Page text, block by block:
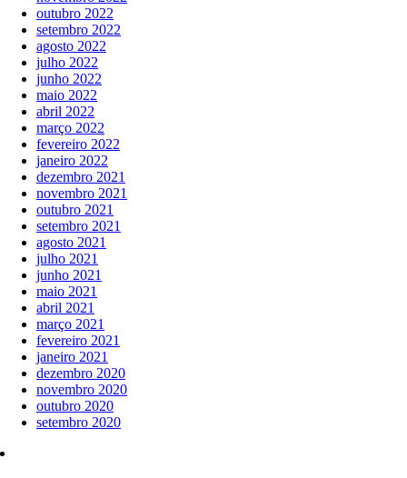
outubro 2022
setembro 2022
agosto 2022
julho 2022
junho 2022
maio 2022
abril 2022
março 2022
fevereiro 2022
janeiro 2022
dezembro 2021
novembro 2021
outubro 2021
setembro 2021
agosto 2021
julho 2021
junho 2021
maio 2021
abril 2021
março 2021
fevereiro 2021
janeiro 2021
dezembro 2020
novembro 2020
outubro 2020
setembro 2020